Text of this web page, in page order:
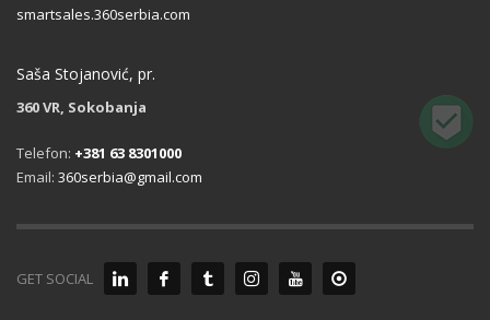
smartsales.360serbia.com
Saša Stojanović, pr.
360 VR, Sokobanja
Telefon: +381 63 8301000
Email: 360serbia@gmail.com
GET SOCIAL